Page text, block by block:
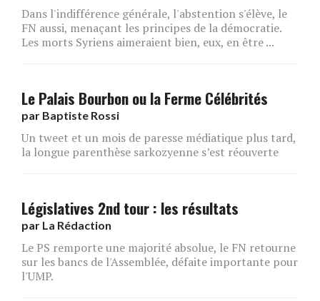
Dans l'indifférence générale, l'abstention s'élève, le
FN aussi, menaçant les principes de la démocratie.
Les morts Syriens aimeraient bien, eux, en être ...
Le Palais Bourbon ou la Ferme Célébrités
par Baptiste Rossi
Un tweet et un mois de paresse médiatique plus tard,
la longue parenthèse sarkozyenne s’est réouverte
Législatives 2nd tour : les résultats
par La Rédaction
Le PS remporte une majorité absolue, le FN retourne
sur les bancs de l'Assemblée, défaite importante pour
l'UMP.